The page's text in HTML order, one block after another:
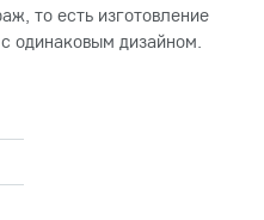
то есть изготовление
одинаковым дизайном.